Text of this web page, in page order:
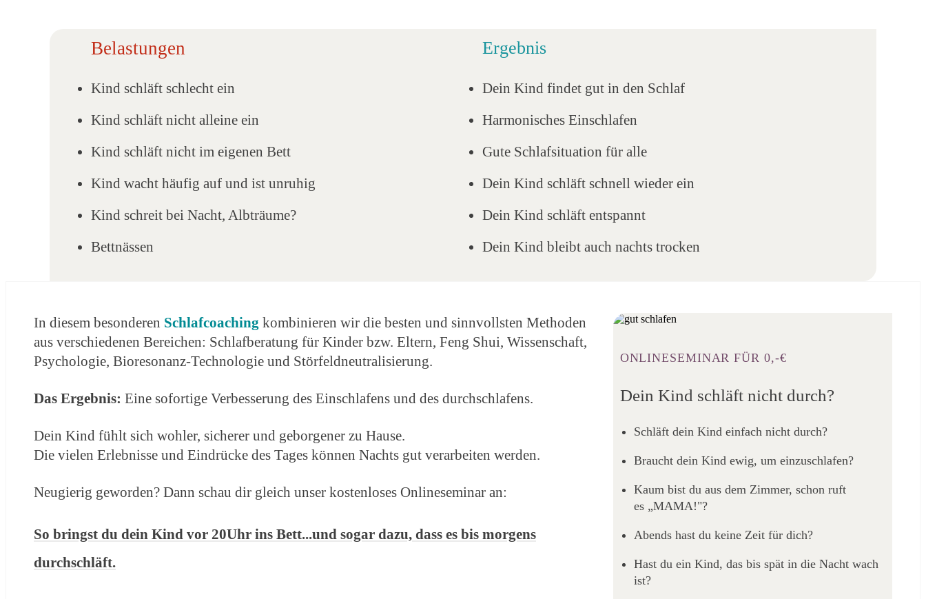
Belastungen
Kind schläft schlecht ein
Kind schläft nicht alleine ein
Kind schläft nicht im eigenen Bett
Kind wacht häufig auf und ist unruhig
Kind schreit bei Nacht, Albträume?
Bettnässen
Ergebnis
Dein Kind findet gut in den Schlaf
Harmonisches Einschlafen
Gute Schlafsituation für alle
Dein Kind schläft schnell wieder ein
Dein Kind schläft entspannt
Dein Kind bleibt auch nachts trocken
In diesem besonderen Schlafcoaching kombinieren wir die besten und sinnvollsten Methoden
aus verschiedenen Bereichen: Schlafberatung für Kinder bzw. Eltern, Feng Shui, Wissenschaft,
Psychologie, Bioresonanz-Technologie und Störfeldneutralisierung.
Das Ergebnis: Eine sofortige Verbesserung des Einschlafens und des durchschlafens.
Dein Kind fühlt sich wohler, sicherer und geborgener zu Hause.
Die vielen Erlebnisse und Eindrücke des Tages können Nachts gut verarbeiten werden.
Neugierig geworden? Dann schau dir gleich unser kostenloses Onlineseminar an:
So bringst du dein Kind vor 20Uhr ins Bett...und sogar dazu, dass es bis morgens
durchschläft.
ONLINESEMINAR FÜR 0,-€
Dein Kind schläft nicht durch?
Schläft dein Kind einfach nicht durch?
Braucht dein Kind ewig, um einzuschlafen?
Kaum bist du aus dem Zimmer, schon ruft
es „MAMA!"?
Abends hast du keine Zeit für dich?
Hast du ein Kind, das bis spät in die Nacht wach
ist?